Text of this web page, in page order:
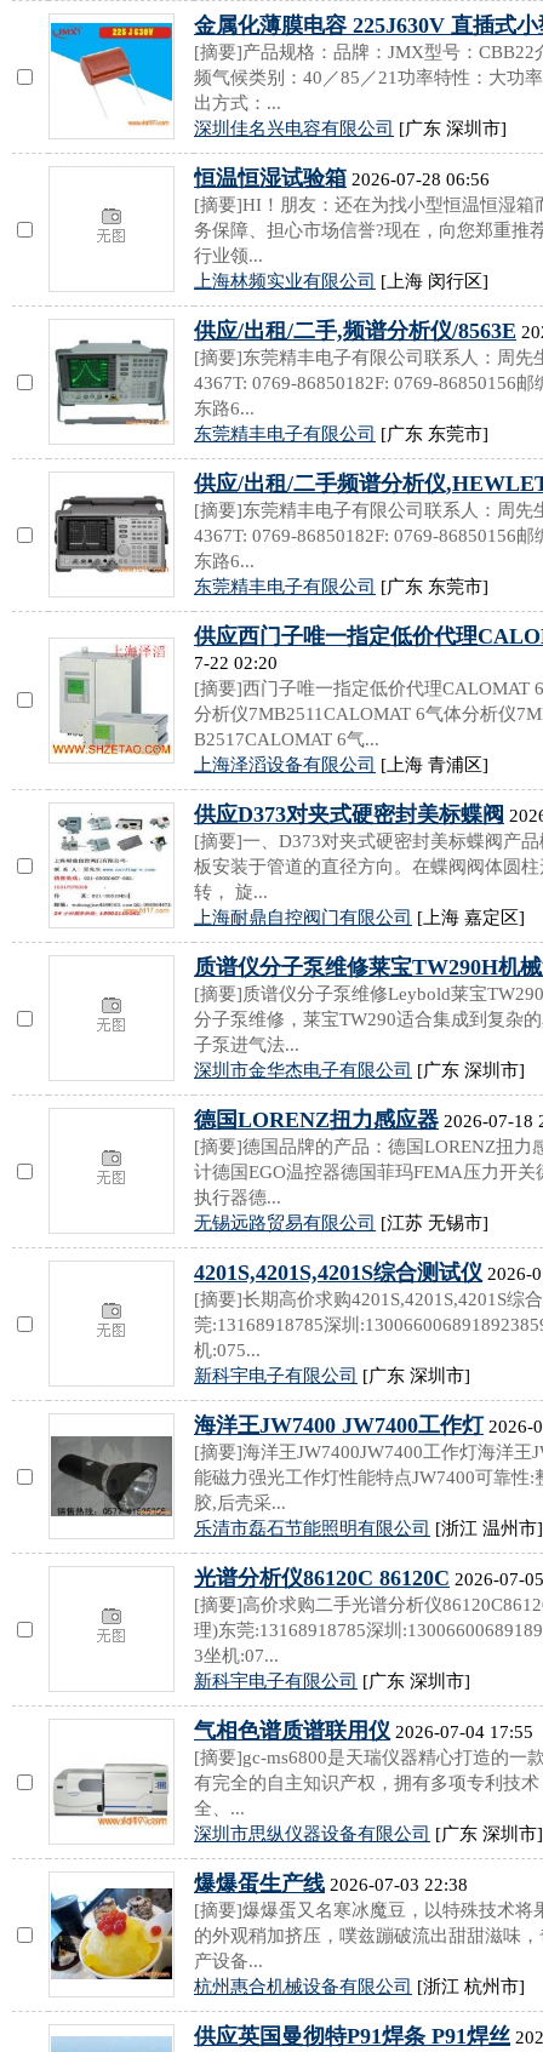
金属化薄膜电容 225J630V 直插式
[摘要]产品规格：品牌：JMX型号：
频气候类别：40／85／21功率特性：大功
出方式：...
深圳佳名兴电容有限公司 [广东 深圳市]
恒温恒湿试验箱 2026-07-28 06:56
[摘要]HI！朋友：还在为找小型恒温恒湿
务保障、担心市场信誉?现在，向您郑重推
行业领...
上海林频实业有限公司 [上海 闵行区]
供应/出租/二手,频谱分析仪/8563E
[摘要]东莞精丰电子有限公司联系人：周先
4367T: 0769-86850182F: 0769-86850156
东路6...
东莞精丰电子有限公司 [广东 东莞市]
供应/出租/二手频谱分析仪
[摘要]东莞精丰电子有限公司联系人：周先
4367T: 0769-86850182F: 0769-86850156
东路6...
东莞精丰电子有限公司 [广东 东莞市]
供应西门子唯一指定低价代理
7-22 02:20
[摘要]西门子唯一指定低价代理CALOMAT
分析仪7MB2511CALOMAT 6气体分析仪
B2517CALOMAT 6气...
上海泽滔设备有限公司 [上海 青浦区]
供应D373对夹式硬密封美标蝶阀
[摘要]一、D373对夹式硬密封美标蝶阀产
板安装于管道的直径方向。在蝶阀阀体圆
转， 旋...
上海耐鼎自控阀门有限公司 [上海 嘉定区]
质谱仪分子泵维修莱宝TW290H机
[摘要]质谱仪分子泵维修Leybold莱宝
分子泵维修，莱宝TW290适合集成到复杂
子泵进气法...
深圳市金华杰电子有限公司 [广东 深圳市]
德国LORENZ扭力感应器 2026-07-18
[摘要]德国品牌的产品：德国LORENZ扭力
计德国EGO温控器德国菲玛FEMA压力开关
执行器德...
无锡远路贸易有限公司 [江苏 无锡市]
4201S,4201S,4201S综合测试仪 2026-
[摘要]长期高价求购4201S,4201S,4201S综
莞:13168918785深圳
机:075...
新科宇电子有限公司 [广东 深圳市]
海洋王JW7400 JW7400工作灯 2026-
[摘要]海洋王JW7400JW7400工作灯海洋王
能磁力强光工作灯性能特点JW7400可靠性
胶,后壳采...
乐清市磊石节能照明有限公司 [浙江 温州市]
光谱分析仪86120C 86120C 2026-07-
[摘要]高价求购二手光谱分析仪
理)东莞:13168918785深圳
3坐机:07...
新科宇电子有限公司 [广东 深圳市]
气相色谱质谱联用仪 2026-07-04 17:55
[摘要]gc-ms6800是天瑞仪器精心打造的一
有完全的自主知识产权，拥有多项专利技
全、...
深圳市思纵仪器设备有限公司 [广东 深圳市]
爆爆蛋生产线 2026-07-03 22:38
[摘要]爆爆蛋又名寒冰魔豆，以特殊技术将
的外观稍加挤压，噗兹蹦破流出甜甜滋味
产设备...
杭州惠合机械设备有限公司 [浙江 杭州市]
供应英国曼彻特P91焊条 P91焊丝